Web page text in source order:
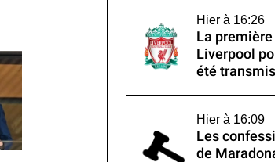
Hier à 16:26
La
Liverpool
été
Hier à 16:09
Les
de